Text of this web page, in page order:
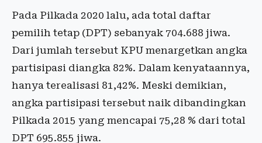
Pada Pilkada 2020 lalu, ada total daftar
pemilih tetap (DPT) sebanyak 704.688 jiwa.
Dari jumlah tersebut KPU menargetkan angka
partisipasi diangka 82%. Dalam kenyataannya,
hanya terealisasi 81,42%. Meski demikian,
angka partisipasi tersebut naik dibandingkan
Pilkada 2015 yang mencapai 75,28 % dari total
DPT 695.855 jiwa.